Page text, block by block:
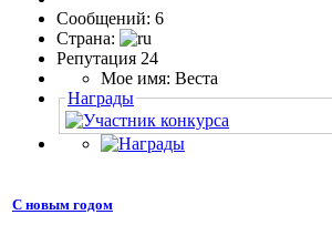
Сообщений: 6
Страна:
Репутация 24
Мое имя: Веста
Награды
С новым годом